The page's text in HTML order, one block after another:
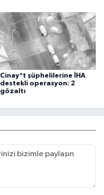
Cinay*t şüphelilerine İHA
destekli operasyon: 2
gözaltı